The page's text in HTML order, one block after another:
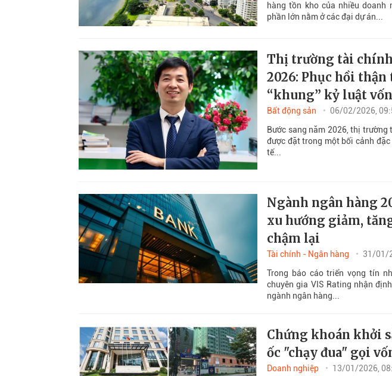
hàng tồn kho của nhiều doanh
phần lớn nằm ở các đại dự án...
Thị trường tài
2026: Phục hồi
“khung” kỷ luật vốn
Bất động sản
06/02/2026,
Bước sang năm 2026, thị
được đặt trong một bối cảnh
tế...
Ngành ngân hàng
xu hướng giảm,
chậm lại
Tài chính - Ngân hàng
31/01/
Trong báo cáo triển vọng tín
chuyên gia VIS Rating nhận định năm 2026 tỷ lệ
ngành ngân hàng...
Chứng khoán khởi
ốc "chạy đua" gọi
Doanh nghiệp 13/01/2026,